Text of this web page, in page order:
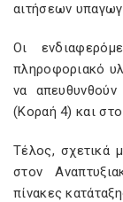
αιτήσεων
Οι
πληροφοριακό
να
(Κοραή 4) και
Τέλος, σχετικά
στον
πίνακες